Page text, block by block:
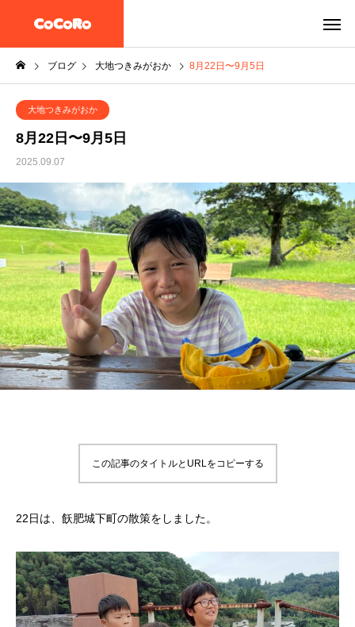
ブログ 大地つきみがおか 8月22日〜9月5日
大地つきみがおか
8月22日〜9月5日
2025.09.07
この記事のタイトルとURLをコピーする
22日は、飫肥城下町の散策をしました。